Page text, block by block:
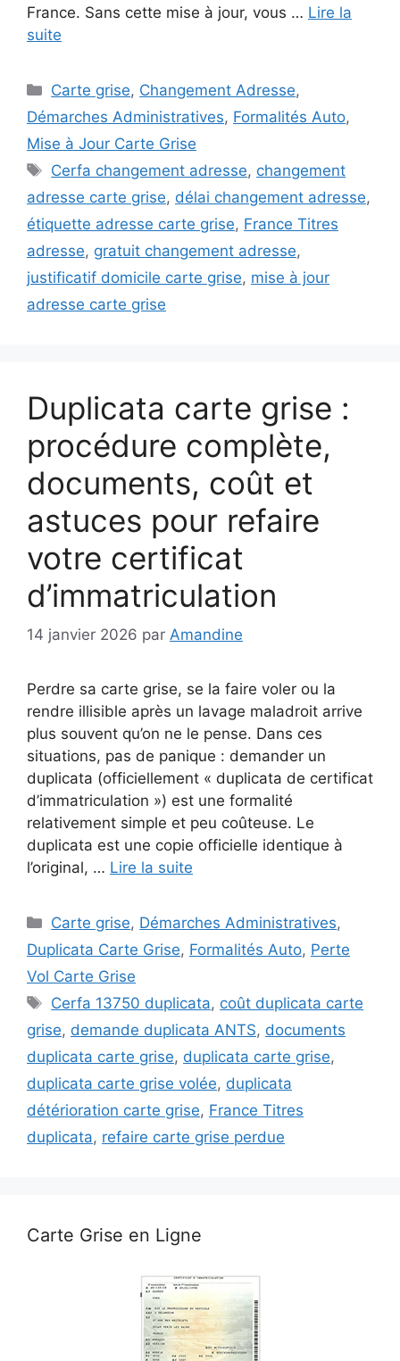
France. Sans cette mise à jour, vous … Lire la
suite
Catégories
Carte grise, Changement Adresse,
Démarches Administratives, Formalités Auto,
Mise à Jour Carte Grise
Étiquettes
Cerfa changement adresse, changement
adresse carte grise, délai changement adresse,
étiquette adresse carte grise, France Titres
adresse, gratuit changement adresse,
justificatif domicile carte grise, mise à jour
adresse carte grise
Duplicata carte grise :
procédure complète,
documents, coût et
astuces pour refaire
votre certificat
d’immatriculation
14 janvier 2026 par Amandine
Perdre sa carte grise, se la faire voler ou la
rendre illisible après un lavage maladroit arrive
plus souvent qu’on ne le pense. Dans ces
situations, pas de panique : demander un
duplicata (officiellement « duplicata de certificat
d’immatriculation ») est une formalité
relativement simple et peu coûteuse. Le
duplicata est une copie officielle identique à
l’original, … Lire la suite
Catégories
Carte grise, Démarches Administratives,
Duplicata Carte Grise, Formalités Auto, Perte
Vol Carte Grise
Étiquettes
Cerfa 13750 duplicata, coût duplicata carte
grise, demande duplicata ANTS, documents
duplicata carte grise, duplicata carte grise,
duplicata carte grise volée, duplicata
détérioration carte grise, France Titres
duplicata, refaire carte grise perdue
Carte Grise en Ligne